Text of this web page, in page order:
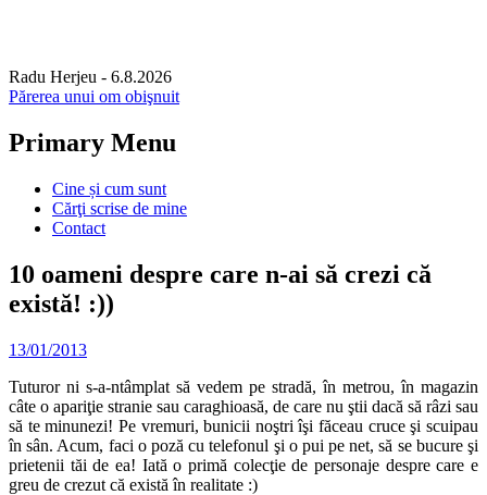
Radu Herjeu - 6.8.2026
Părerea unui om obişnuit
Primary Menu
Skip
content
Cine și cum sunt
Cărţi scrise de mine
Contact
10 oameni despre care n-ai să crezi că
există! :))
13/01/2013
Tuturor ni s-a-ntâmplat să vedem pe stradă, în metrou, în magazin
câte o apariţie stranie sau caraghioasă, de care nu ştii dacă să râzi sau
să te minunezi! Pe vremuri, bunicii noştri îşi făceau cruce şi scuipau
în sân. Acum, faci o poză cu telefonul şi o pui pe net, să se bucure şi
prietenii tăi de ea! Iată o primă colecţie de personaje despre care e
greu de crezut că există în realitate :)